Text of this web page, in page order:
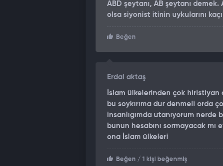
BİRLEŞMİŞ MİLLETLER
Birleşmiş Milletler Şartı'nın VII.
yetkilerini belirler . Bu bölüm,
tesis etmek" için askeri ve askeri
GAZZE'DE AÇLIK KRİZ YAŞANIYOR
İsrail'in saldırıları ve insani
Şeridi, açlığın yayıldığı, su, ilaç,
insani felaketi yaşıyor.
Gazze Şeridi'nde başta çocuklar
ABD şeytanı, AB şeytanı
olsa siyonist itinin uykularını
Beğen
Erdal aktaş
İslam ülkelerinden çok hiristiyan
bu soykırıma dur denmeli orda
insanlıgımda utanıyorum
bunun hesabını sormayacak
ona İslam ülkeleri
Beğen / 1 kişi beğenmiş